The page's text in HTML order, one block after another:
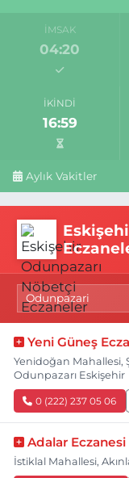
İMSAK
04:20
İKINDI
16:59
Aylık Vakitler
Yeni Güneş
Yenidoğan Mahallesi,
Odunpazarı Eskişehir
0 (222) 237 05 06
Adalar Eczanesi
İstiklal Mahallesi,